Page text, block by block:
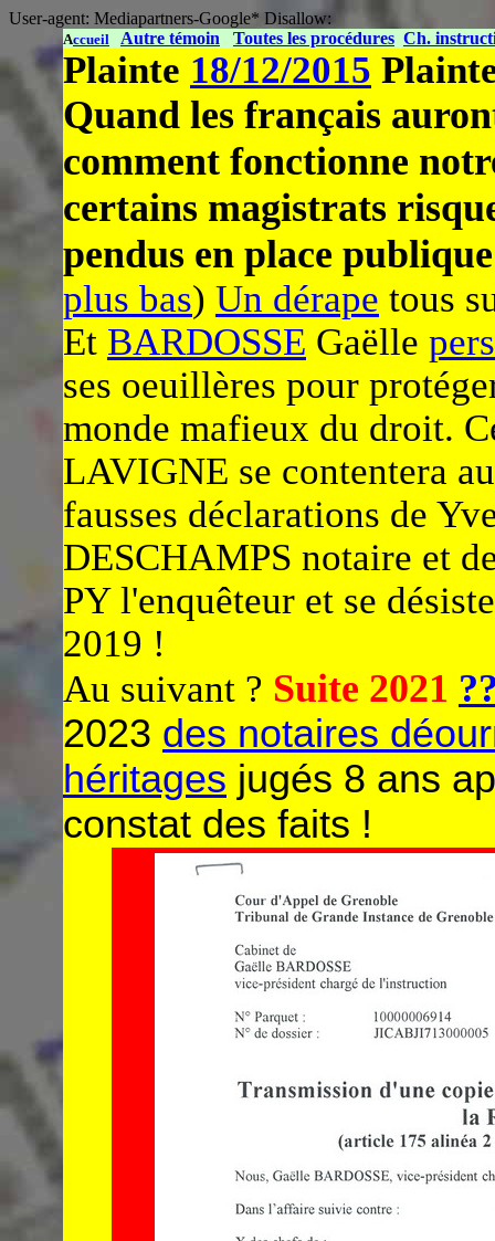
User-agent: Mediapartners-Google* Disallow:
Accueil Autre témoin Toutes les procédures Ch.
Plainte 18/12/2015
Quand les français
comment fonctionne
certains magistrats
pendus en place publique
plus bas) Un dérape tous
Et BARDOSSE Gaëlle
ses oeuillères pour
monde mafieux du droit.
LAVIGNE se contentera
fausses déclarations de
DESCHAMPS notaire et
PY l'enquêteur et se
2019 !
Au suivant ? Suite 2021
2023 des notaires
héritages jugés 8 ans
constat des faits !